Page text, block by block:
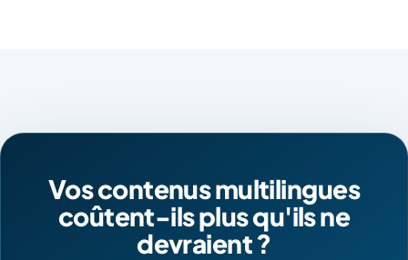
Vos contenus multilingues
coûtent-ils plus qu'ils ne
devraient ?